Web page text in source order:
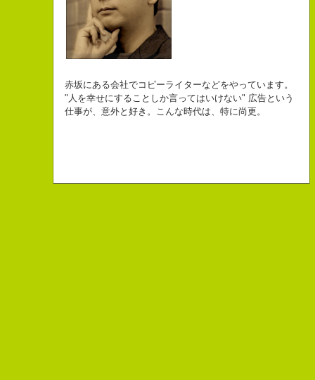
チームVision 事務局長
自己紹介ジェネレーターというサイトがある。試しにやってみた。
こんちゃっ保持壮太郎っていいます。
皆からは「保持壮太郎ピーナッツ」って呼ばれてるよ。
なにがしか書いていられるしごとはとっても
幸せでとっても怖いですが、きょうもなんとか幸せに
生きられてる私は幸せなのかもしれません。
長崎県五島市出身
３６歳
「五島列島はよいところです。
Copy writer
10周年キャンペーン中です。
初対面の人によく言われる。
「きれいな名前ですね」
こう返す。「ええ、名前だけは」
赤坂にある会社でコピーライターなどをやっています。
"人を幸せにすることしか言ってはいけない" 広告という
仕事が、意外と好き。こんな時代は、特に尚更。